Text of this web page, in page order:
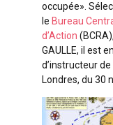
occupée».
le Bureau
d’Action
GAULLE, il est
d’instructeur
Londres, du 30